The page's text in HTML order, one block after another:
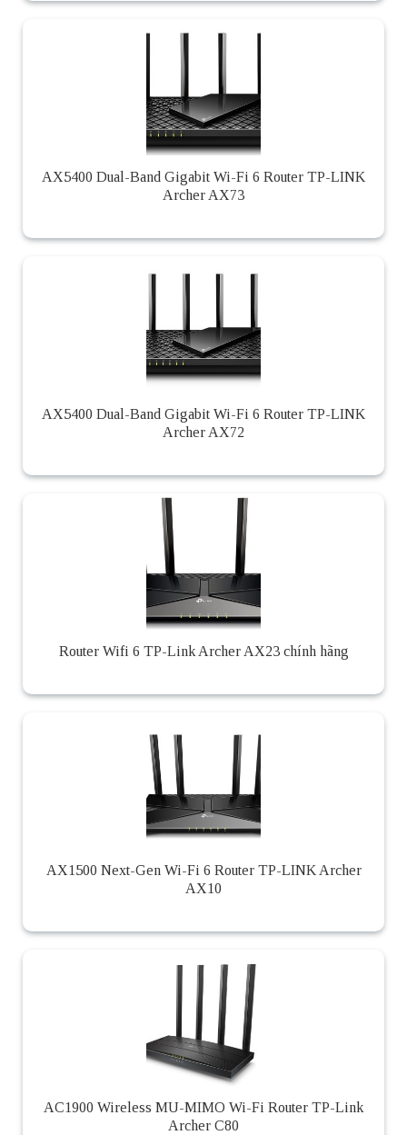
AX5400 Dual-Band Gigabit Wi-Fi 6 Router TP-LINK
Archer AX73
AX5400 Dual-Band Gigabit Wi-Fi 6 Router TP-LINK
Archer AX72
Router Wifi 6 TP-Link Archer AX23 chính hãng
AX1500 Next-Gen Wi-Fi 6 Router TP-LINK Archer
AX10
AC1900 Wireless MU-MIMO Wi-Fi Router TP-Link
Archer C80